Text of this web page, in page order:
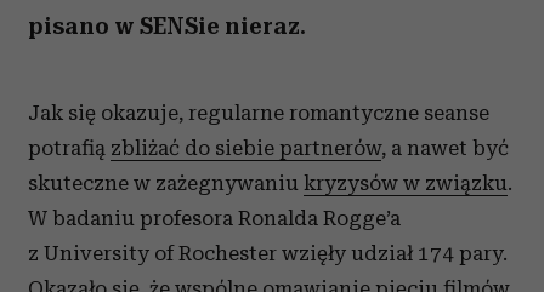
pisano w SENSie nieraz.
Jak się okazuje, regularne romantyczne seanse
potrafią zbliżać do siebie partnerów, a nawet być
skuteczne w zażegnywaniu kryzysów w związku.
W badaniu profesora Ronalda Rogge’a
z University of Rochester wzięły udział 174 pary.